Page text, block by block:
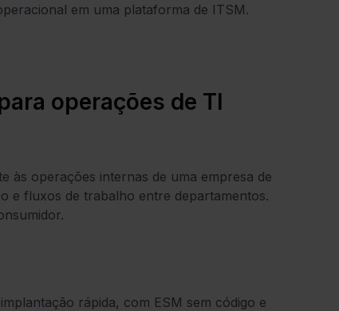
em uma plataforma de ITSM.
operações de TI
às operações internas de uma empresa de
e fluxos de trabalho entre departamentos.
rápida, com ESM sem código e